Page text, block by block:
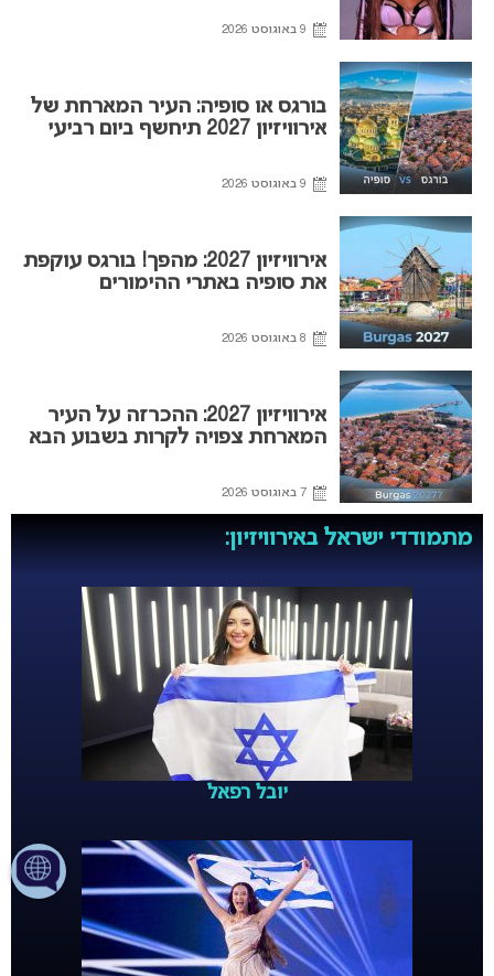
9 באוגוסט 2026
בורגס או סופיה: העיר המארחת של
אירוויזיון 2027 תיחשף ביום רביעי
9 באוגוסט 2026
אירוויזיון 2027: מהפך! בורגס עוקפת
את סופיה באתרי ההימורים
8 באוגוסט 2026
אירוויזיון 2027: ההכרזה על העיר
המארחת צפויה לקרות בשבוע הבא
7 באוגוסט 2026
מתמודדי ישראל באירוויזיון:
יובל רפאל